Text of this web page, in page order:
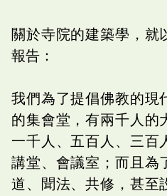
關於寺院的建築學，就
報告：
我們為了提倡佛教的現
的集會堂，有兩千人的
一千人、五百人、三百
講堂、會議室；而且為
道、聞法、共修，甚至